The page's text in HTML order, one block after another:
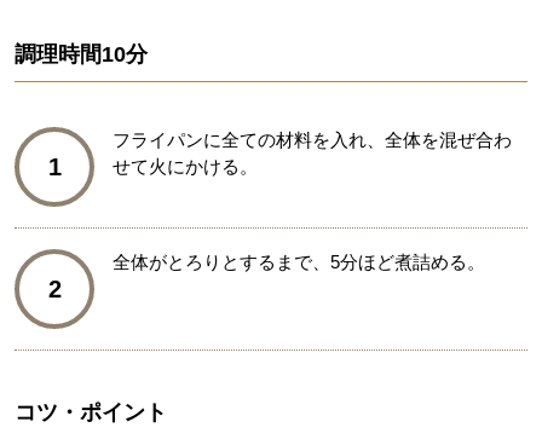
調理時間10分
1
フライパンに全ての材料を入れ、全体を混ぜ合わ
せて火にかける。
2
全体がとろりとするまで、5分ほど煮詰める。
コツ・ポイント